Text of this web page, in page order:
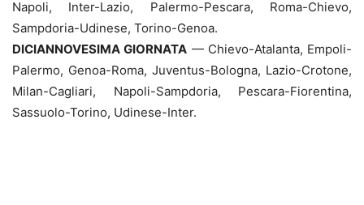
Napoli, Inter-Lazio, Palermo-Pescara, Roma-Chievo,
Sampdoria-Udinese, Torino-Genoa.
DICIANNOVESIMA GIORNATA — Chievo-Atalanta, Empoli-
Palermo, Genoa-Roma, Juventus-Bologna, Lazio-Crotone,
Milan-Cagliari, Napoli-Sampdoria, Pescara-Fiorentina,
Sassuolo-Torino, Udinese-Inter.